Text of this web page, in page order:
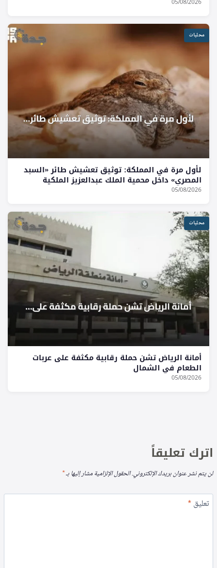
05/08/2026
محليات
لأول مرة في المملكة: توثيق تعشيش طائر «السبد
المصري» داخل محمية الملك عبدالعزيز الملكية
05/08/2026
محليات
أمانة الرياض تشن حملة رقابية مكثفة على عربات
الطعام في الشمال
05/08/2026
اترك تعليقاً
لن يتم نشر عنوان بريدك الإلكتروني.الحقول الإلزامية مشار إليها بـ*
تعليق*